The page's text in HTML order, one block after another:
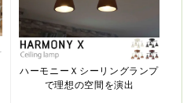
ハーモニーＸシーリングランプ
で理想の空間を演出